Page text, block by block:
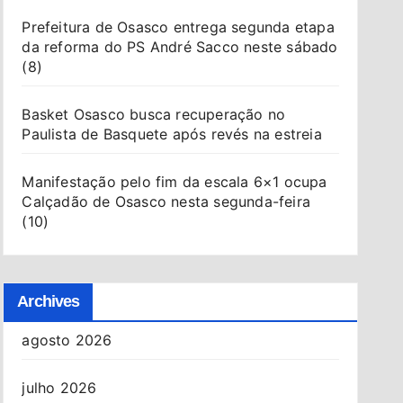
Prefeitura de Osasco entrega segunda etapa
da reforma do PS André Sacco neste sábado
(8)
Basket Osasco busca recuperação no
Paulista de Basquete após revés na estreia
Manifestação pelo fim da escala 6×1 ocupa
Calçadão de Osasco nesta segunda-feira
(10)
Archives
agosto 2026
julho 2026